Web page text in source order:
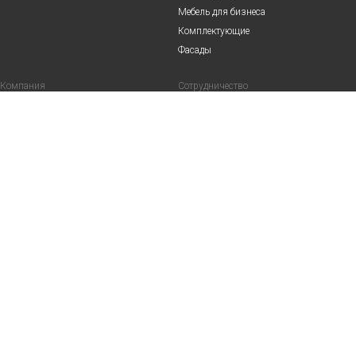
Мебель для бизнеса
Комплектующие
Фасады
Компания Сотрудничество